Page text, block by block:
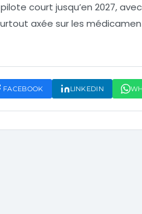
court jusqu’en 2027,
axée sur les
FACEBOOK LINKEDIN